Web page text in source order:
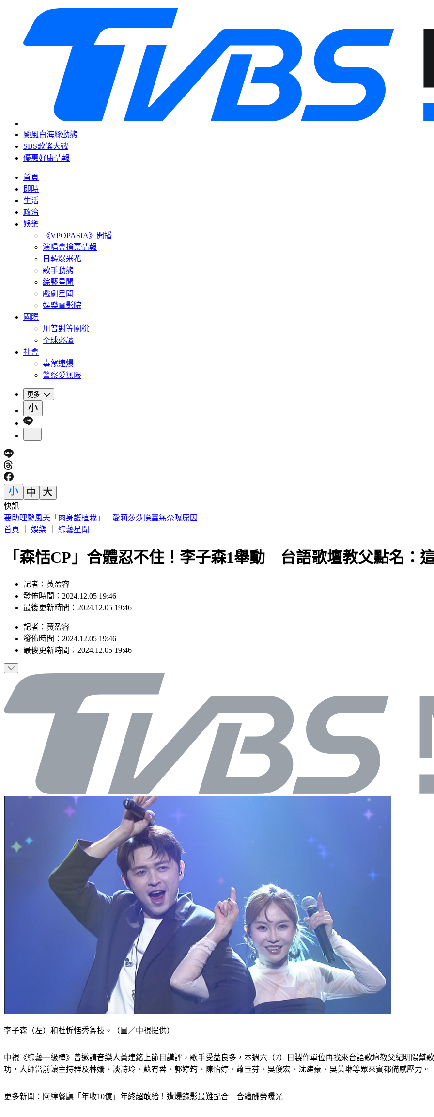
颱風白海豚動態
SBS歌謠大戰
優惠好康情報
首頁
即時
生活
政治
娛樂
《VPOPASIA》開播
演唱會搶票情報
日韓爆米花
歌手動態
綜藝星聞
戲劇星聞
娛樂電影院
國際
川普對等關稅
全球必讀
社會
毒駕連爆
警察愛無限
更多
快訊
桃園明天5區近10萬戶斷水11小時 影響範圍一次看
首頁
娛樂 綜藝星聞
「森恬CP」合體忍不住！李子森1舉動 台語歌壇教父點名：
記者：黃盈容
發佈時間：2024.12.05 19:46
最後更新時間：2024.12.05 19:46
記者 ： 黃盈容
發佈時間： 2024.12.05 19:46
最後更新時間： 2024.12.05 19:46
李子森（左）和杜忻恬秀舞技。（圖／中視提供）
中視《綜藝一級棒》曾邀請音樂人黃建銘上節目講評，歌手受益良多，本週六（7）日製作單位再找來台語歌壇教父紀明陽幫
功，大師當前讓主持群及林姍、談詩玲、蘇宥蓉、郭婷筠、陳怡婷、蕭玉芬、吳俊宏、沈建豪、吳美琳等眾來賓都備感壓力。
更多新聞： 阿緯餐廳「年收10億」年終超敢給！遭爆錄影最難配合　合體酬勞曝光